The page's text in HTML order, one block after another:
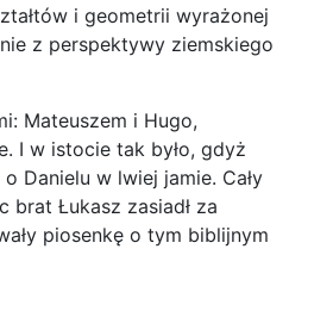
i geometrii wyrażonej
z perspektywy ziemskiego
Mateuszem i Hugo,
I w istocie tak było, gdyż
Danielu w lwiej jamie. Cały
brat Łukasz zasiadł za
piosenkę o tym biblijnym